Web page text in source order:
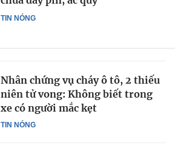
TIN NÓNG
TIN NÓNG
Nhân chứng vụ cháy ô tô, 2 thiếu
niên tử vong: Không biết trong
xe có người mắc kẹt